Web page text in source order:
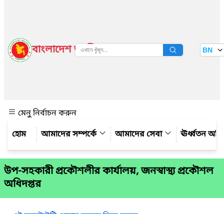
বাংলাদেশ জাতীয় তথ্য বাতায়ন BN
মেনু নির্বাচন করুন
আমাদের সম্পর্কে
আমাদের সেবা ঊর্ধ্বতন
উপ-সহকারী প্রকৌশলীর কার্যালয়, জনস্বাস্থ্য প্রকৌশল
অধিদপ্তর